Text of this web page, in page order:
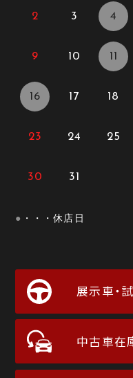
2 3 4
9 10 11
16 17 18
23 24 25
30 31
● ・・・休店日
展示車・
中古車在